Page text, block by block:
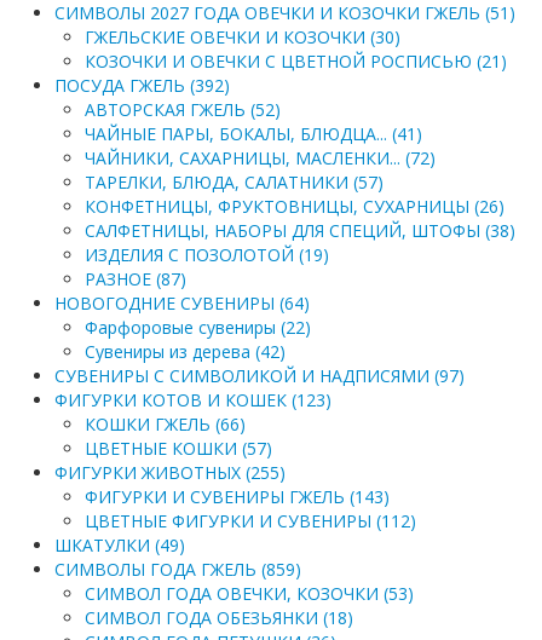
СИМВОЛЫ 2027 ГОДА ОВЕЧКИ И КОЗОЧКИ ГЖЕЛЬ (51)
ГЖЕЛЬСКИЕ ОВЕЧКИ И КОЗОЧКИ (30)
КОЗОЧКИ И ОВЕЧКИ С ЦВЕТНОЙ РОСПИСЬЮ (21)
ПОСУДА ГЖЕЛЬ (392)
АВТОРСКАЯ ГЖЕЛЬ (52)
ЧАЙНЫЕ ПАРЫ, БОКАЛЫ, БЛЮДЦА... (41)
ЧАЙНИКИ, САХАРНИЦЫ, МАСЛЕНКИ... (72)
ТАРЕЛКИ, БЛЮДА, САЛАТНИКИ (57)
КОНФЕТНИЦЫ, ФРУКТОВНИЦЫ, СУХАРНИЦЫ (26)
САЛФЕТНИЦЫ, НАБОРЫ ДЛЯ СПЕЦИЙ, ШТОФЫ (38)
ИЗДЕЛИЯ С ПОЗОЛОТОЙ (19)
РАЗНОЕ (87)
НОВОГОДНИЕ СУВЕНИРЫ (64)
Фарфоровые сувениры (22)
Сувениры из дерева (42)
СУВЕНИРЫ С СИМВОЛИКОЙ И НАДПИСЯМИ (97)
ФИГУРКИ КОТОВ И КОШЕК (123)
КОШКИ ГЖЕЛЬ (66)
ЦВЕТНЫЕ КОШКИ (57)
ФИГУРКИ ЖИВОТНЫХ (255)
ФИГУРКИ И СУВЕНИРЫ ГЖЕЛЬ (143)
ЦВЕТНЫЕ ФИГУРКИ И СУВЕНИРЫ (112)
ШКАТУЛКИ (49)
СИМВОЛЫ ГОДА ГЖЕЛЬ (859)
СИМВОЛ ГОДА ОВЕЧКИ, КОЗОЧКИ (53)
СИМВОЛ ГОДА ОБЕЗЬЯНКИ (18)